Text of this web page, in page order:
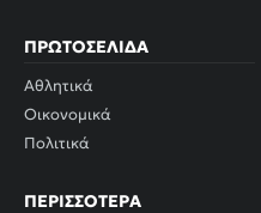
ΠΡΩΤΟΣΈΛΙΔΑ
Αθλητικά
Οικονομικά
Πολιτικά
ΠΕΡΙΣΣΌΤΕΡΑ